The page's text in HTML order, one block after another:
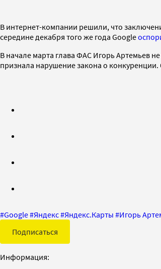
В интернет-компании решили, что
середине декабря того же года Google
В начале марта глава ФАС Игорь Артемьев
признала нарушение закона о
#Google#Яндекс#Яндекс.Карты #Игорь
Подписаться
Информация: